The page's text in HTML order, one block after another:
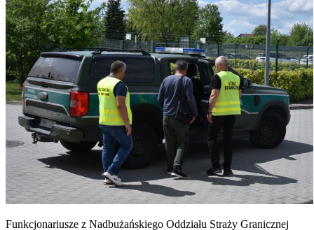
Funkcjonariusze z Nadbużańskiego Oddziału Straży Granicznej